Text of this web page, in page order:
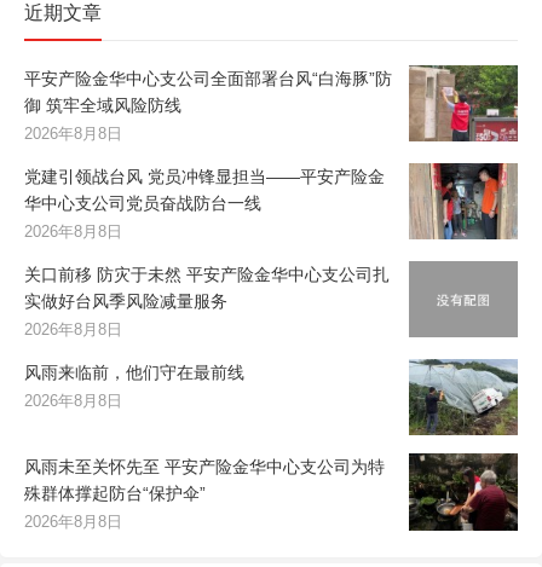
近期文章
平安产险金华中心支公司全面部署台风“白海豚”防
御 筑牢全域风险防线
2026年8月8日
党建引领战台风 党员冲锋显担当——平安产险金
华中心支公司党员奋战防台一线
2026年8月8日
关口前移 防灾于未然 平安产险金华中心支公司扎
实做好台风季风险减量服务
2026年8月8日
风雨来临前，他们守在最前线
2026年8月8日
风雨未至关怀先至 平安产险金华中心支公司为特
殊群体撑起防台“保护伞”
2026年8月8日